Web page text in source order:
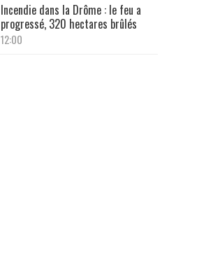
Incendie dans la Drôme : le feu a
progressé, 320 hectares brûlés
12:00